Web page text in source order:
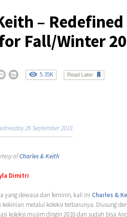
– Redefined
Fall/Winter
5.35K Read Later
26 September 2018
ofCharles & Keith
Dimitri
yang dewasa dan feminin, kali ini Charles &
kekinian melalui koleksi terbarunya. Diusung
koleksi musim dingin 2018 dan sudah bisa